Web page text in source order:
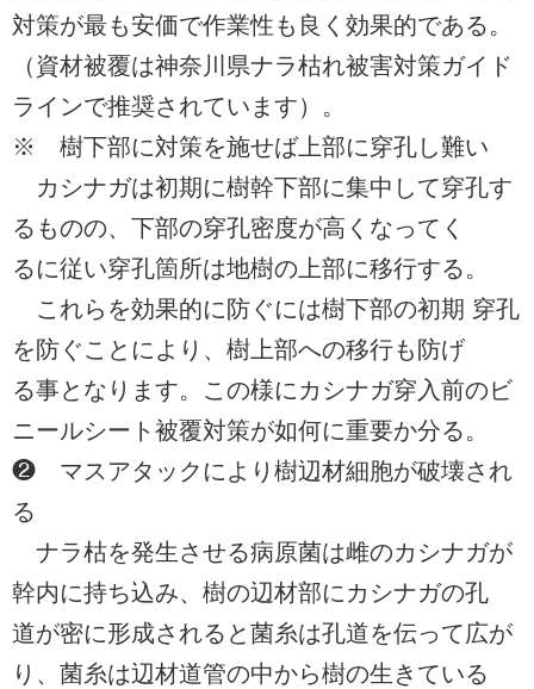
対策が最も安価で作業性も良く効果的である。
（資材被覆は神奈川県ナラ枯れ被害対策ガイド
ラインで推奨されています）。
※ 樹下部に対策を施せば上部に穿孔し難い
カシナガは初期に樹幹下部に集中して穿孔す
るものの、下部の穿孔密度が高くなってく
るに従い穿孔箇所は地樹の上部に移行する。
これらを効果的に防ぐには樹下部の初期 穿孔
を防ぐことにより、樹上部への移行も防げ
る事となります。この様にカシナガ穿入前のビ
ニールシート被覆対策が如何に重要か分る。
❷ マスアタックにより樹辺材細胞が破壊され
る
ナラ枯を発生させる病原菌は雌のカシナガが
幹内に持ち込み、樹の辺材部にカシナガの孔
道が密に形成されると菌糸は孔道を伝って広が
り、菌糸は辺材道管の中から樹の生きている